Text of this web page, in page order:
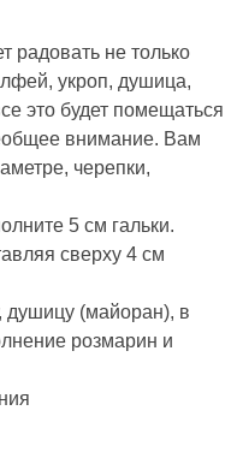
радовать не только
укроп, душица,
это будет помещаться
внимание. Вам
черепки,
5 см гальки.
сверху 4 см
душицу (майоран), в
розмарин и